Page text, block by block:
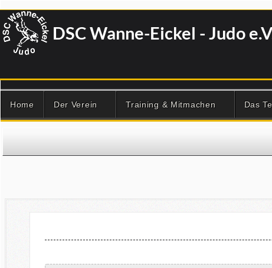
DSC Wanne-Eickel - Judo
Home Der Verein Training & Mitmachen Das